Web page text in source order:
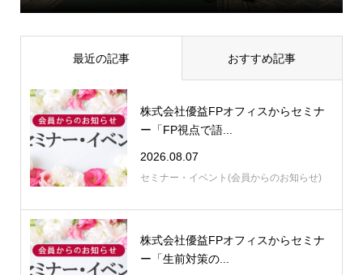
最近の記事 おすすめ記事
株式会社優益FPオフィスからセミナ
ー「FP視点で語...
2026.08.07
セミナー・イベント(会員からのお知らせ)
株式会社優益FPオフィスからセミナ
ー「生前対策の...